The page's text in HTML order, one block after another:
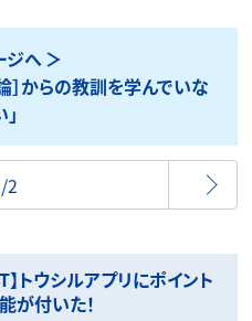
ジへ
］からの教訓を学んでいな
2
】トウシルアプリにポイント
が付いた！